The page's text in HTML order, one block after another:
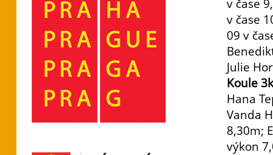
v čase
v čase
09 v
Julie
Koule
Hana
Vanda
8,30m;
výkon